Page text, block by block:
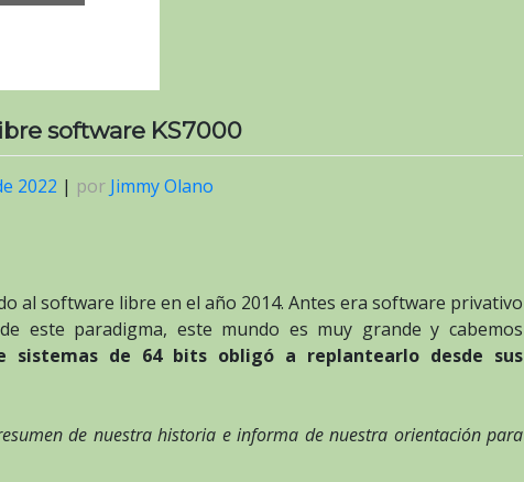
software KS7000
2022 | por Jimmy Olano
al software libre en el año 2014. Antes era software privativo
este paradigma, este mundo es muy grande y cabemos
sistemas de 64 bits obligó a replantearlo desde sus
de nuestra historia e informa de nuestra orientación para